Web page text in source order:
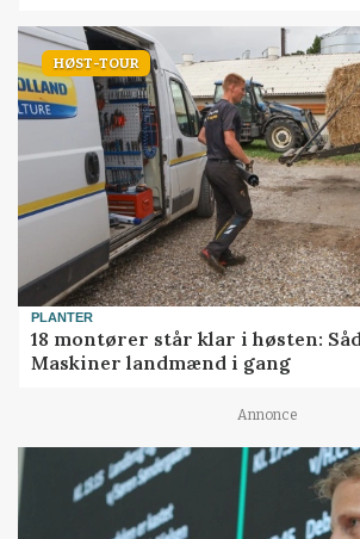
HØST-TOUR
PLANTER
18 montører står klar i høsten:
Maskiner landmænd i gang
Annonce